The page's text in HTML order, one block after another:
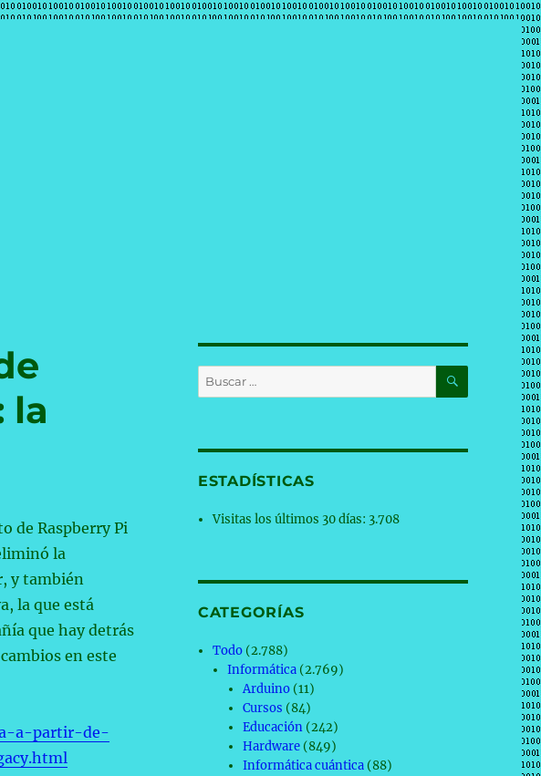
la
de Raspberry Pi
la
y también
la que está
que hay detrás
en este
a-partir-de-
Buscar
por:
BUSCAR
ESTADÍSTICAS
Visitas los últimos 30 días: 3.708
CATEGORÍAS
Todo (2.788)
Informática (2.769)
Arduino(11)
Cursos (84)
Educación(242)
Hardware(849)
Informática cuántica(88)